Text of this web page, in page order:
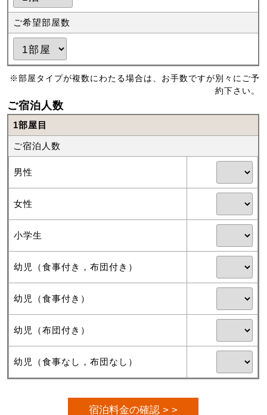
ご希望部屋数
※部屋タイプが複数にわたる場合は、お手数ですが別々にご予
約下さい。
ご宿泊人数
1部屋目
ご宿泊人数
男性
女性
小学生
幼児（食事付き，布団付き）
幼児（食事付き）
幼児（布団付き）
幼児（食事なし，布団なし）
宿泊料金の確認 > >